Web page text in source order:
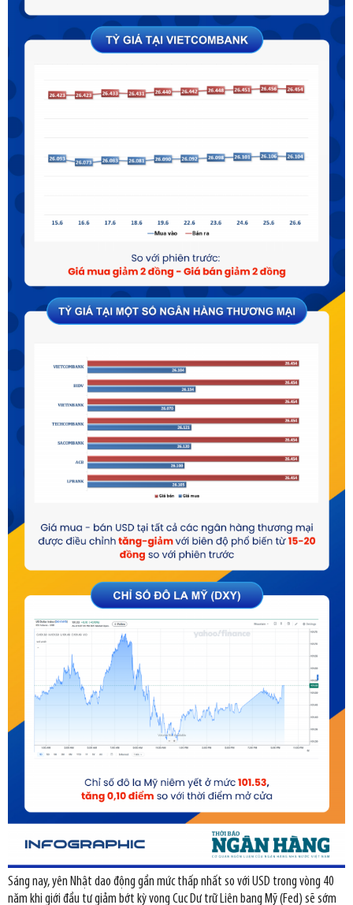
Sáng nay, yên Nhật dao động gần mức thấp nhất so với USD trong vòng 40
năm khi giới đầu tư giảm bớt kỳ vọng Cục Dự trữ Liên bang Mỹ (Fed) sẽ sớm